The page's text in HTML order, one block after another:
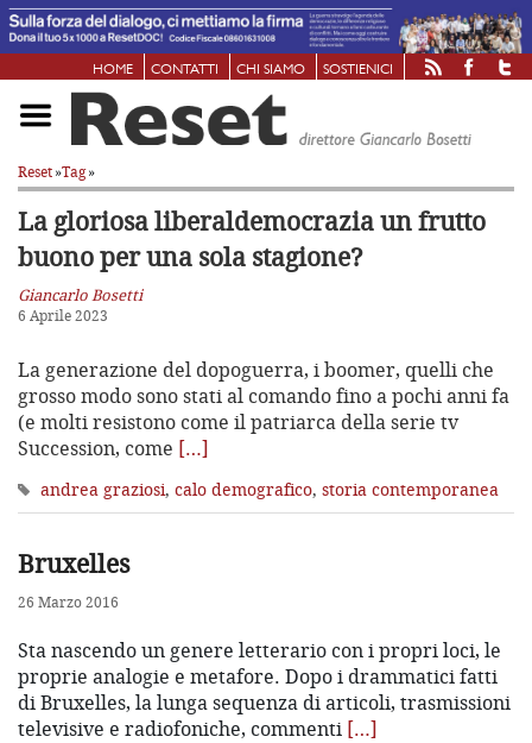
HOME CONTATTI CHI SIAMO SOSTIENICI
Reset»Tag»
La gloriosa liberaldemocraziaun frutto
buono per una sola stagione?
Giancarlo Bosetti
6 Aprile 2023
La generazione del dopoguerra, i boomer, quelli che
grosso modo sono stati al comando fino a pochi anni fa
(e molti resistono come il patriarca della serie tv
Succession, come […]
andrea graziosi, calo demografico, storia contemporanea
Bruxelles
26 Marzo 2016
Sta nascendo un genere letterario con i propri loci, le
proprie analogie e metafore. Dopo i drammatici fatti
di Bruxelles, la lunga sequenza di articoli, trasmissioni
televisive e radiofoniche, commenti […]